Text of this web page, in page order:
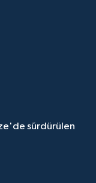
sürdürülen